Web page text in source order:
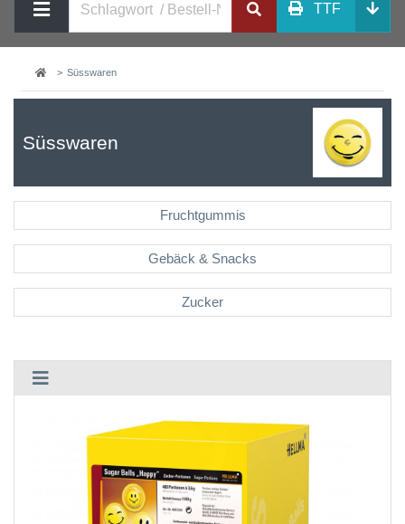
TTF
Süsswaren
Süsswaren
Fruchtgummis
Gebäck & Snacks
Zucker